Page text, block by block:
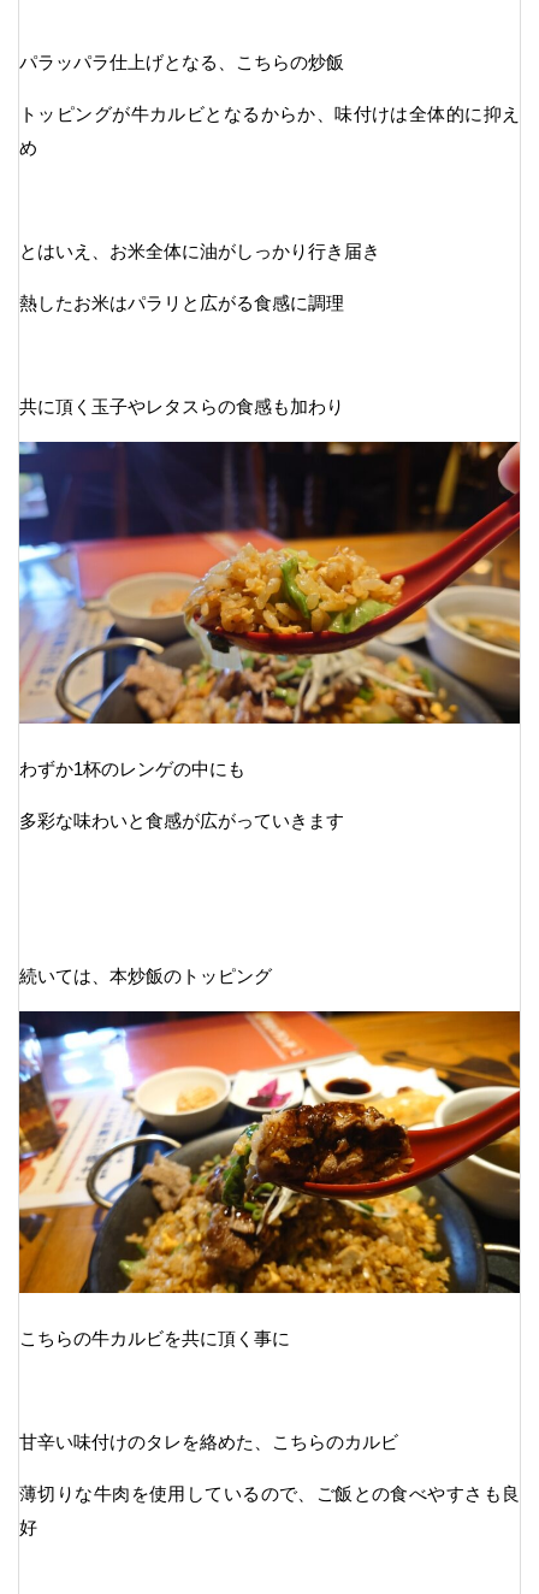
パラッパラ仕上げとなる、こちらの炒飯
トッピングが牛カルビとなるからか、味付けは全体的に抑え
め
とはいえ、お米全体に油がしっかり行き届き
熱したお米はパラリと広がる食感に調理
共に頂く玉子やレタスらの食感も加わり
わずか1杯のレンゲの中にも
多彩な味わいと食感が広がっていきます
続いては、本炒飯のトッピング
こちらの牛カルビを共に頂く事に
甘辛い味付けのタレを絡めた、こちらのカルビ
薄切りな牛肉を使用しているので、ご飯との食べやすさも良
好